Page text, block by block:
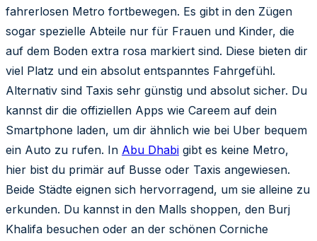
fahrerlosen Metro fortbewegen. Es gibt in den Zügen
sogar spezielle Abteile nur für Frauen und Kinder, die
auf dem Boden extra rosa markiert sind. Diese bieten dir
viel Platz und ein absolut entspanntes Fahrgefühl.
Alternativ sind Taxis sehr günstig und absolut sicher. Du
kannst dir die offiziellen Apps wie Careem auf dein
Smartphone laden, um dir ähnlich wie bei Uber bequem
ein Auto zu rufen. In Abu Dhabi gibt es keine Metro,
hier bist du primär auf Busse oder Taxis angewiesen.
Beide Städte eignen sich hervorragend, um sie alleine zu
erkunden. Du kannst in den Malls shoppen, den Burj
Khalifa besuchen oder an der schönen Corniche